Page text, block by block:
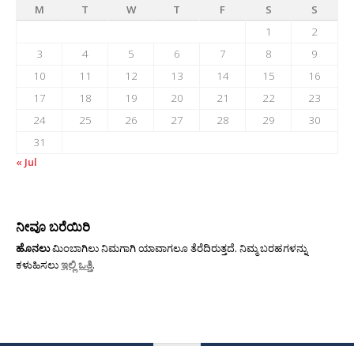
M
T W T F S
S
1
2
3
4 5 6 7 8
9
10
11 12 13 14 15
16
17
18 19 20 21 22
23
24
25 26 27 28 29
30
31
« Jul
ನೀವೂ ಬರೆಯಿರಿ
ಹೊನಲುಮಿಂಬಾಗಿಲು ನಿಮಗಾಗಿ ಯಾವಾಗಲೂ ತೆರೆದಿರುತ್ತದೆ. ನಿಮ್ಮ ಬರಹಗಳನ್ನು
ಕಳುಹಿಸಲುಇಲ್ಲಿ ಒತ್ತಿ.